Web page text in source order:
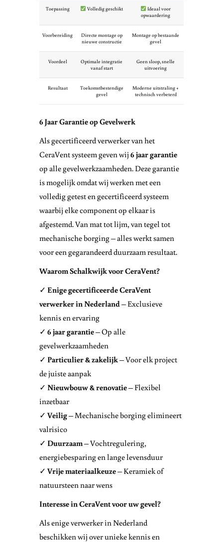
Toepassing Volledig geschikt
Ideaal voor
opwaardering
Voorbereiding
Directe montage op
nieuwe constructie
Montage op bestaande
gevel
Voordeel
Optimale integratie
vanaf start
Geen sloop, snelle
uitvoering
Resultaat
Toekomstbestendige
gevel
Moderne uitstraling +
technisch verbeterd
6 Jaar Garantie op Gevelwerk
Als gecertificeerd verwerker van het
CeraVent systeem geven wij 6 jaar garantie
op alle gevelwerkzaamheden. Deze garantie
is mogelijk omdat wij werken met een
volledig getest en gecertificeerd systeem
waarbij elke component op elkaar is
afgestemd. Van mat tot lijm, van tegel tot
mechanische borging – alles werkt samen
voor een gegarandeerd duurzaam resultaat.
Waarom Schalkwijk voor CeraVent?
✓ Enige gecertificeerde CeraVent
verwerker in Nederland– Exclusieve
kennis en ervaring
✓ 6 jaar garantie– Op alle
gevelwerkzaamheden
✓ Particulier & zakelijk– Voor elk project
de juiste aanpak
✓ Nieuwbouw & renovatie– Flexibel
inzetbaar
✓ Veilig– Mechanische borging elimineert
valrisico
✓ Duurzaam– Vochtregulering,
energiebesparing en lange levensduur
✓ Vrije materiaalkeuze– Keramiek of
natuursteen naar wens
Interesse in CeraVent voor uw gevel?
Als enige verwerker in Nederland
beschikken wij over unieke kennis en